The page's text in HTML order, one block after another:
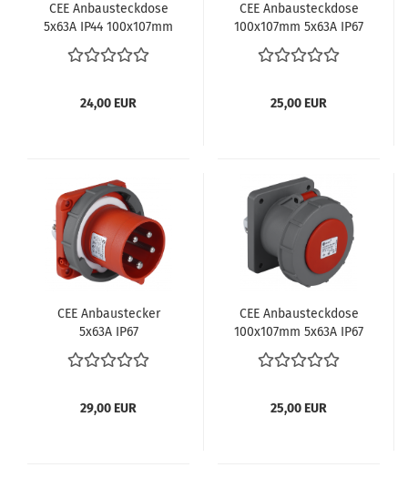
CEE An­bau­steck­do­se
5x63A IP44 100x107mm
24,00 EUR
CEE An­bau­steck­do­se
100x107mm 5x63A IP67
25,00 EUR
CEE An­bau­ste­cker
5x63A IP67
29,00 EUR
CEE An­bau­steck­do­se
100x107mm 5x63A IP67
25,00 EUR